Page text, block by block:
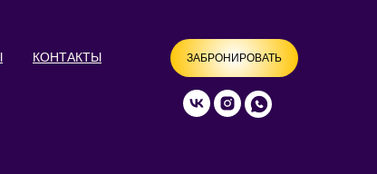
КОНТАКТЫ ЗАБРОНИРОВАТЬ